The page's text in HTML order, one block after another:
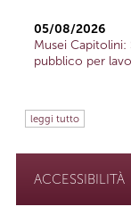
05/08/2026
Musei
pubblico per
leggi tutto
ACCESSIBILITÀ